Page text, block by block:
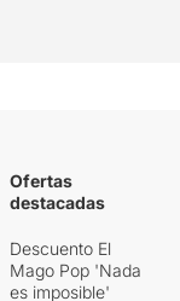
Ofertas
destacadas
Descuento El
Mago Pop 'Nada
es imposible'